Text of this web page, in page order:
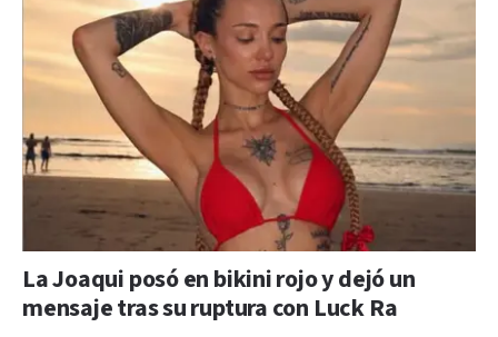
La Joaqui posó en bikini rojo y dejó un
mensaje tras su ruptura con Luck Ra